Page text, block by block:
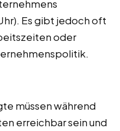
Es gibt jedoch oft
oder
müssen während
erreichbar sein und